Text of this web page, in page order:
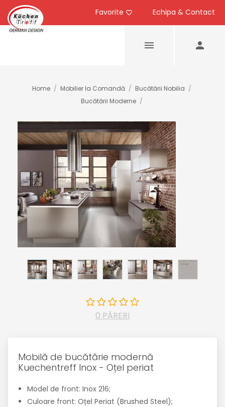
Echipa & Contact
Favorite
Home / Mobilier la Comandă / Bucătării Nobilia /
Bucătării Moderne /
0 PĂRERI
Mobilă de bucătărie modernă
Kuechentreff Inox - Oțel periat
Model de front: Inox 216;
Culoare front: Oțel Periat (Brushed Steel);